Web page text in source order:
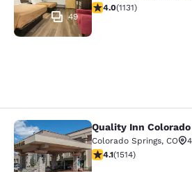
49
calificación de 3.99
4.0(1131)
Quality Inn Colorado
Quality Inn
Colorado Springs, CO
calificación de 4.13
4.1(1514)